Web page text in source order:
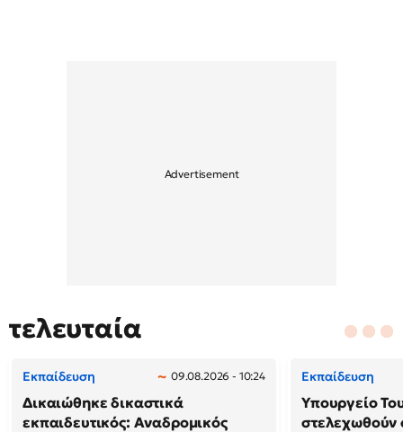
τελευταία
Εκπαίδευση 09.08.2026 - 10:24
Δικαιώθηκε δικαστικά
εκπαιδευτικός: Αναδρομικός
Εκπαίδευση
Υπουργείο
στελεχωθούν